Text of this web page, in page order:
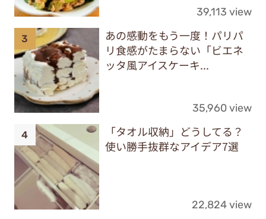
39,113 view
あの感動をもう一度！パリパ
リ食感がたまらない「ビエネ
ッタ風アイスケーキ...
35,960 view
「タオル収納」どうしてる？
使い勝手抜群なアイデア7選
22,824 view